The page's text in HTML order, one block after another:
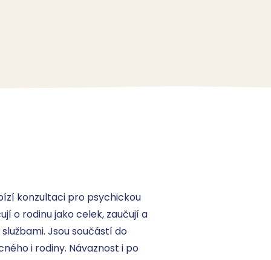
konzultaci pro psychickou
o rodinu jako celek, zaučují a
Jsou součástí do
i rodiny. Návaznost i po